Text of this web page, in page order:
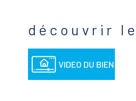
découvrir
VIDEO DU BIEN